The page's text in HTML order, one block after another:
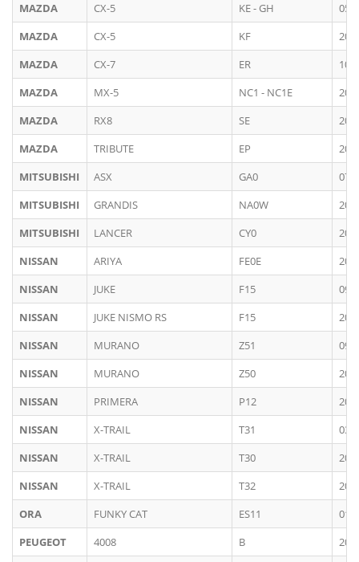
MAZDA
CX-5 KE - GH
05/
MAZDA
CX-5 KF
MAZDA
CX-7 ER
10/
MAZDA
MX-5 NC1 - NC1E
MAZDA
RX8 SE
MAZDA
TRIBUTE EP
MITSUBISHI
ASX GA0
07/
MITSUBISHI
GRANDIS NA0W
MITSUBISHI
LANCER CY0
NISSAN
ARIYA FE0E
NISSAN
JUKE F15
09/
NISSAN
JUKE NISMO RS F15
NISSAN
MURANO Z51
09/
NISSAN
MURANO Z50
NISSAN
PRIMERA P12
NISSAN
X-TRAIL T31
03/
NISSAN
X-TRAIL T30
NISSAN
X-TRAIL T32
ORA
FUNKY CAT ES11
01/
PEUGEOT
4008 B